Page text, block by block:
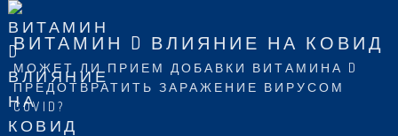
ВИТАМИН D ВЛИЯНИЕ НА КОВИД
МОЖЕТ ЛИ ПРИЕМ ДОБАВКИ ВИТАМИНА D
ПРЕДОТВРАТИТЬ ЗАРАЖЕНИЕ ВИРУСОМ
COVID?